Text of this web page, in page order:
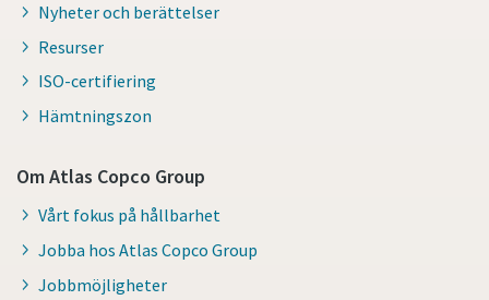
Nyheter och berättelser
Resurser
ISO-certifiering
Hämtningszon
Om Atlas Copco Group
Vårt fokus på hållbarhet
Jobba hos Atlas Copco Group
Jobbmöjligheter